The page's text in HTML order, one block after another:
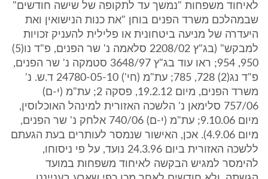
לאיחוד משפחות "נמשך עד לתקופה של שישה חודשים"
שבמהלכם משרד הפנים בוחן "את כנות הנישואין ואת
היעדרה של מניעה ביטחונית או פלילית להעניק זכויות
למבקש" (בג"ץ 2208/02 סלאמה נ' שר הפנים, פ"ד נו(5)
950, 954; ראו עוד בג"ץ 3648/97 סטמקה נ' שר הפנים,
פ"ד נג(2) 728, 785; עת"מ (חי') 24780-05-10 ד.ש. נ'
משרד הפנים, מיום 19.2.12, פסקה 2; עת"מ (י-ם)
757/06 סלימאן נ' הלשכה האזורית למינהל האוכלוסין,
מיום 9.10.06; עת"מ (י-ם) 740/06 אלחק נ' שר הפנים,
מיום 4.9.06). אכן, האישור שנמסר לעותרים בעת הגעתם
ללשכה האזורית ביום 24.3.96 נועד, על פי ניסוחו,
להימסר למגיש הבקשה לאיחוד משפחות במועד